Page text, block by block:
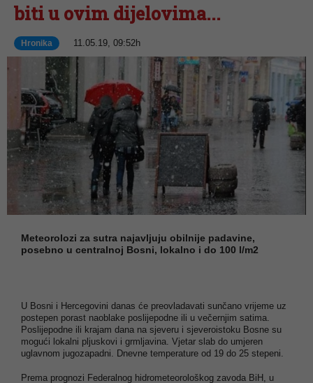
biti u ovim dijelovima...
Hronika 11.05.19, 09:52h
Meteorolozi za sutra najavljuju obilnije padavine,
posebno u centralnoj Bosni, lokalno i do 100 l/m2
U Bosni i Hercegovini danas će preovladavati sunčano vrijeme uz
postepen porast naoblake poslijepodne ili u večernjim satima.
Poslijepodne ili krajam dana na sjeveru i sjeveroistoku Bosne su
mogući lokalni pljuskovi i grmljavina. Vjetar slab do umjeren
uglavnom jugozapadni. Dnevne temperature od 19 do 25 stepeni.
Prema prognozi Federalnog hidrometeorološkog zavoda BiH, u